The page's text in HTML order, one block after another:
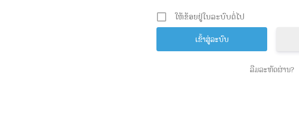
ໃຫ້ຂ້ອຍຢູ່ໃນລະບົບຕໍ່ໄປ
ລືມລະຫັດຜ່ານ?